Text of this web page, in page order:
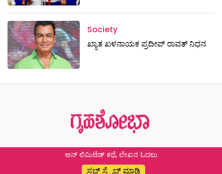
Society
ಖ್ಯಾತ ಖಳನಾಯಕ ಪ್ರದೀಪ್ ರಾವತ್‌ ನಿಧನ
ಅನ್ ಲಿಮಿಟೆಡ್ ಕಥೆ, ಲೇಖನ ಓದಲು
ಸಬ್ ಸ್ಕ್ರೈಬ್ ಮಾಡಿ